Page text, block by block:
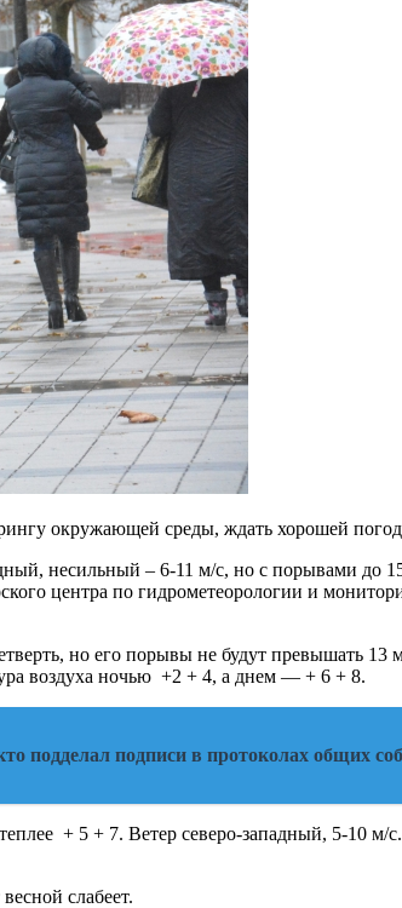
окружающей среды, ждать хорошей
несильный – 6-11 м/с, но с порывами до
центра по гидрометеорологии и
но его порывы не будут превышать
воздуха ночью +2 + 4, а днем — + 6 + 8.
подделал подписи в протоколах общих
+ 5 + 7. Ветер северо-западный, 5-10 м/с.
слабеет.